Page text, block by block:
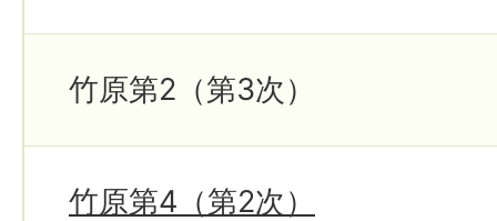
竹原第2（第3次）
竹原第4（第2次）